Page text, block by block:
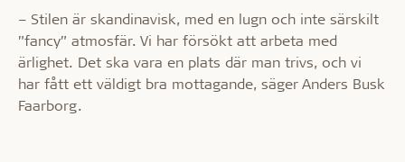
– Stilen är skandinavisk, med en lugn och inte särskilt
”fancy” atmosfär. Vi har försökt att arbeta med
ärlighet. Det ska vara en plats där man trivs, och vi
har fått ett väldigt bra mottagande, säger Anders Busk
Faarborg.